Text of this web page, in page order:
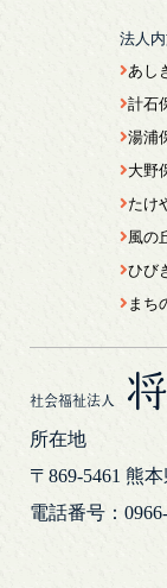
社会福祉法人
所在地
〒869-5461 熊本
電話番号：
法人
あし
計石
湯浦
大野
たけ
風の
ひび
まち